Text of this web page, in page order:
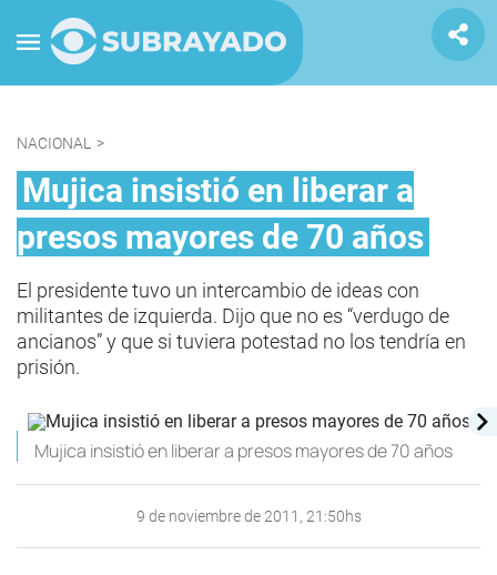
NACIONAL >
Mujica insistió en liberar a
presos mayores de 70 años
El presidente tuvo un intercambio de ideas con
militantes de izquierda. Dijo que no es “verdugo de
ancianos” y que si tuviera potestad no los tendría en
prisión.
Mujica insistió en liberar a presos mayores de 70 años
9 de noviembre de 2011, 21:50hs